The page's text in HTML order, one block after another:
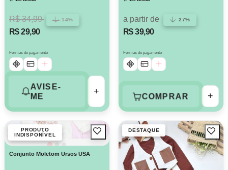
R$ 34,99 14%
R$ 29,90
Formas de pagamento
AVISE-
ME
+
a partir de 27%
R$ 39,90
Formas de pagamento
COMPRAR +
PRODUTO
INDISPONÍVEL
Conjunto Moletom Ursos USA
DESTAQUE